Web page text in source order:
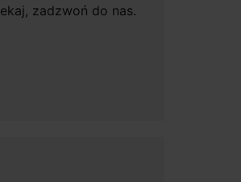
zadzwoń do nas.